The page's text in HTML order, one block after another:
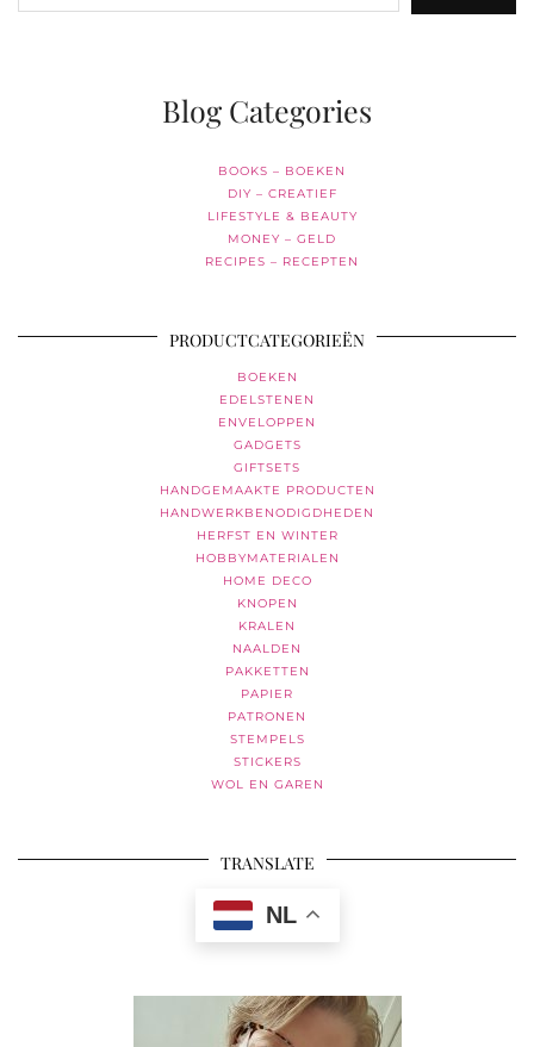
Blog Categories
BOOKS – BOEKEN
DIY – CREATIEF
LIFESTYLE & BEAUTY
MONEY – GELD
RECIPES – RECEPTEN
PRODUCTCATEGORIEËN
BOEKEN
EDELSTENEN
ENVELOPPEN
GADGETS
GIFTSETS
HANDGEMAAKTE PRODUCTEN
HANDWERKBENODIGDHEDEN
HERFST EN WINTER
HOBBYMATERIALEN
HOME DECO
KNOPEN
KRALEN
NAALDEN
PAKKETTEN
PAPIER
PATRONEN
STEMPELS
STICKERS
WOL EN GAREN
TRANSLATE
NL